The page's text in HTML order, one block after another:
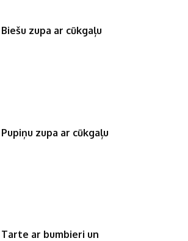
Biešu zupa ar cūkgaļu
Pupiņu zupa ar cūkgaļu
Tarte ar bumbieri un